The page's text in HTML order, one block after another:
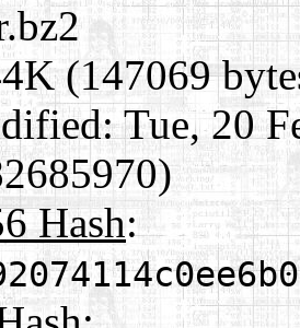
(147069
Tue, 20
Hash: